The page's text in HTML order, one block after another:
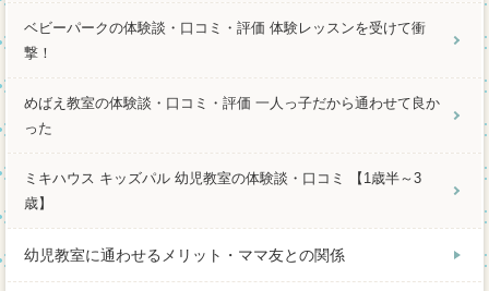
ベビーパークの体験談・口コミ・評価 体験レッスンを受けて衝
撃！
めばえ教室の体験談・口コミ・評価 一人っ子だから通わせて良か
った
ミキハウス キッズパル 幼児教室の体験談・口コミ 【1歳半～3
歳】
幼児教室に通わせるメリット・ママ友との関係